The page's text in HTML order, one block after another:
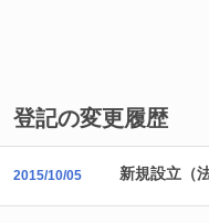
登記の変更履歴
2015/10/05 新規設立（